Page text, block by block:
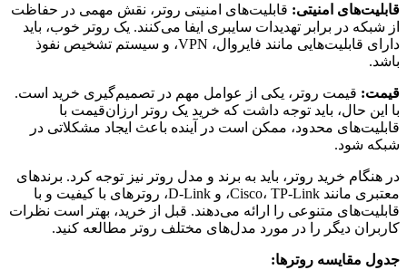
قابلیت‌های امنیتی: قابلیت‌های امنیتی روتر، نقش مهمی در حفاظت
از شبکه در برابر تهدیدات سایبری ایفا می‌کنند. یک روتر خوب، باید
دارای قابلیت‌هایی مانند فایروال، VPN، و سیستم تشخیص نفوذ
باشد.
قیمت: قیمت روتر، یکی از عوامل مهم در تصمیم‌گیری خرید است.
با این حال، باید توجه داشت که خرید یک روتر ارزان‌قیمت با
قابلیت‌های محدود، ممکن است در آینده باعث ایجاد مشکلاتی در
شبکه شود.
در هنگام خرید روتر، باید به برند و مدل روتر نیز توجه کرد. برندهای
معتبری مانند Cisco، TP-Link، و D-Link، روترهای با کیفیت و با
قابلیت‌های متنوعی را ارائه می‌دهند. قبل از خرید، بهتر است نظرات
کاربران دیگر را در مورد مدل‌های مختلف روتر مطالعه کنید.
جدول مقایسه روترها: